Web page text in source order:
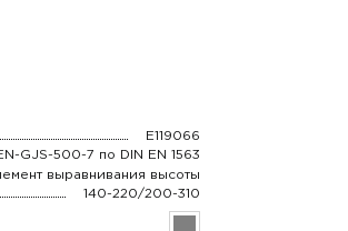
E119066
GJS-500-7 по DIN EN 1563
выравнивания высоты
140-220/200-310